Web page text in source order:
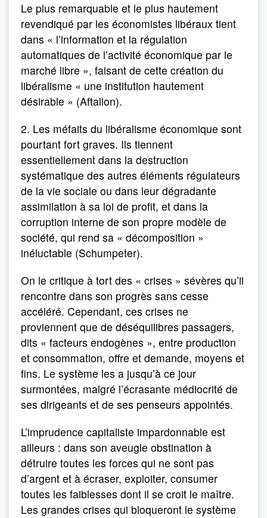
Le plus remarquable et le plus hautement
revendiqué par les économistes libéraux tient
dans « l’information et la régulation
automatiques de l’activité économique par le
marché libre », faisant de cette création du
libéralisme « une institution hautement
désirable » (Aftalion).
2. Les méfaits du libéralisme économique sont
pourtant fort graves. Ils tiennent
essentiellement dans la destruction
systématique des autres éléments régulateurs
de la vie sociale ou dans leur dégradante
assimilation à sa loi de profit, et dans la
corruption interne de son propre modèle de
société, qui rend sa « décomposition »
inéluctable (Schumpeter).
On le critique à tort des « crises » sévères qu’il
rencontre dans son progrès sans cesse
accéléré. Cependant, ces crises ne
proviennent que de déséquilibres passagers,
dits « facteurs endogènes », entre production
et consommation, offre et demande, moyens et
fins. Le système les a jusqu’à ce jour
surmontées, malgré l’écrasante médiocrité de
ses dirigeants et de ses penseurs appointés.
L’imprudence capitaliste impardonnable est
ailleurs : dans son aveugle obstination à
détruire toutes les forces qui ne sont pas
d’argent et à écraser, exploiter, consumer
toutes les faiblesses dont il se croit le maître.
Les grandes crises qui bloqueront le système